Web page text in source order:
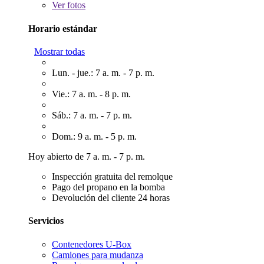
Verfotos
Horario estándar
Mostrar todas
Lun. - jue.: 7 a. m. - 7 p. m.
Vie.: 7 a. m. - 8 p. m.
Sáb.: 7 a. m. - 7 p. m.
Dom.: 9 a. m. - 5 p. m.
Hoy abierto de 7 a. m. - 7 p. m.
Inspección gratuita del remolque
Pago del propano en la bomba
Devolución del cliente 24 horas
Servicios
Contenedores U-Box
Camiones para mudanza